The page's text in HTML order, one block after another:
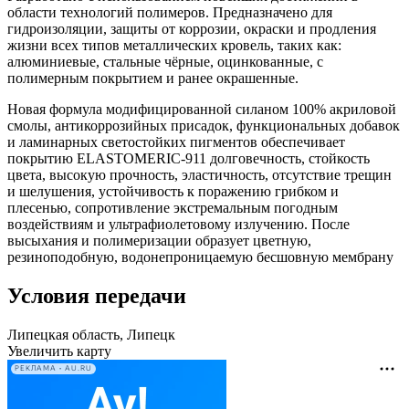
области технологий полимеров. Предназначено для
гидроизоляции, защиты от коррозии, окраски и продления
жизни всех типов металлических кровель, таких как:
алюминиевые, стальные чёрные, оцинкованные, с
полимерным покрытием и ранее окрашенные.
Новая формула модифицированной силаном 100% акриловой
смолы, антикоррозийных присадок, функциональных добавок
и ламинарных светостойких пигментов обеспечивает
покрытию ELASTOMERIC-911 долговечность, стойкость
цвета, высокую прочность, эластичность, отсутствие трещин
и шелушения, устойчивость к поражению грибком и
плесенью, сопротивление экстремальным погодным
воздействиям и ультрафиолетовому излучению. После
высыхания и полимеризации образует цветную,
резиноподобную, водонепроницаемую бесшовную мембрану
Условия передачи
Липецкая область, Липецк
Увеличить карту
РЕКЛАМА • AU.RU